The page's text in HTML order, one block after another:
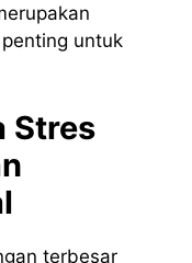
untuk
Stres
terbesar